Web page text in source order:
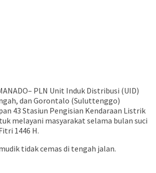
PLN Unit Induk Distribusi (UID)
dan Gorontalo (Suluttenggo)
43 Stasiun Pengisian Kendaraan Listrik
melayani masyarakat selama bulan suci
1446 H.
tidak cemas di tengah jalan.